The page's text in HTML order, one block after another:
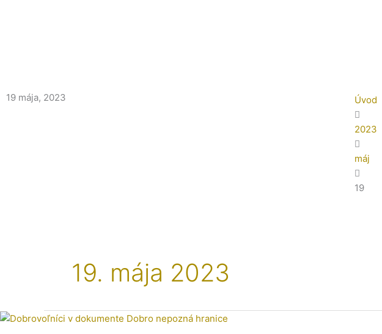
19 mája, 2023 Úvod
2023
máj
19
19. mája 2023
Akú